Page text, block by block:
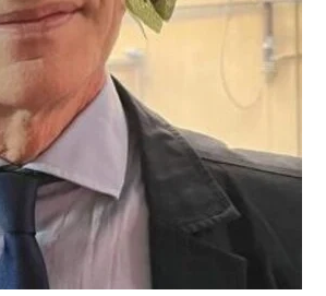
attuale e il possibile ruolo terapeutico della